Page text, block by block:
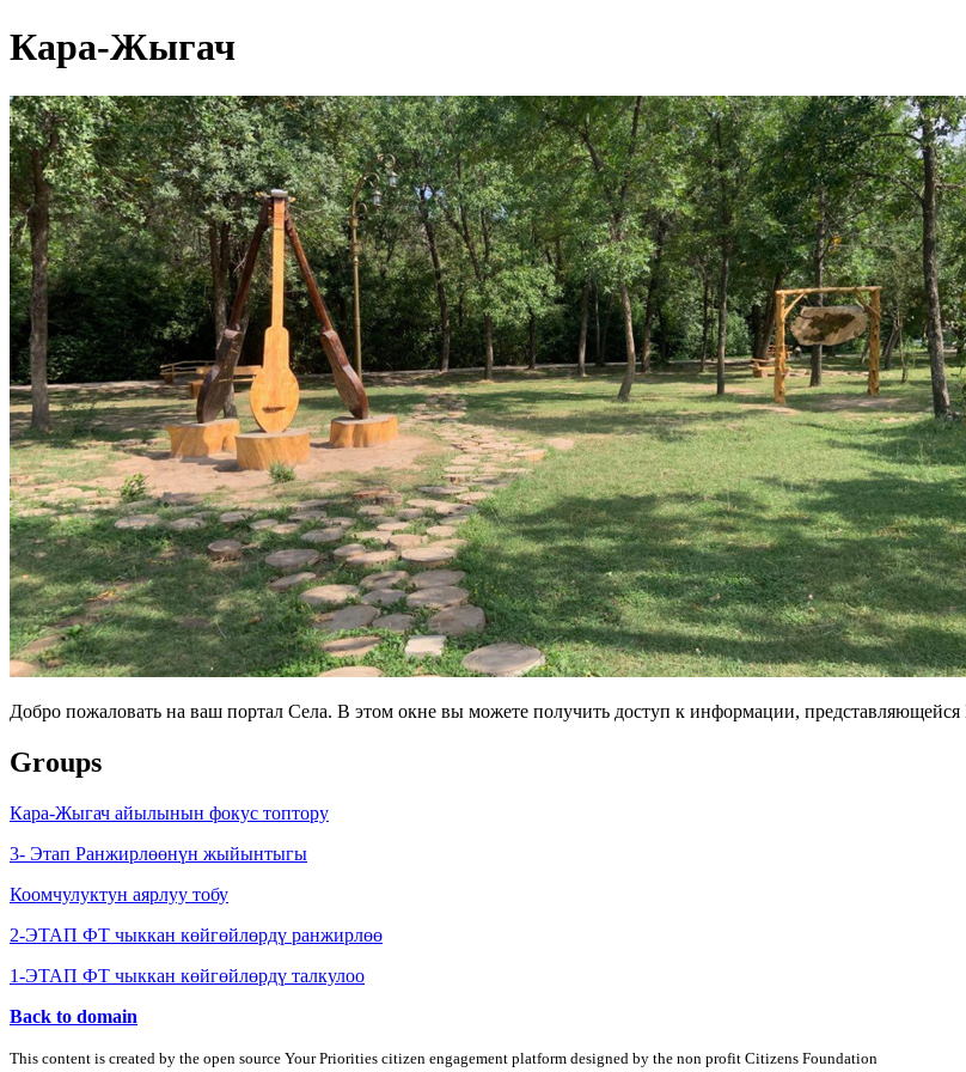
Кара-Жыгач
Добро пожаловать на ваш портал Села. В этом окне вы можете получить доступ к информации,
Groups
Кара-Жыгач айылынын фокус топтору
3- Этап Ранжирлөөнүн жыйынтыгы
Коомчулуктун аярлуу тобу
2-ЭТАП ФТ чыккан көйгөйлөрдү ранжирлөө
1-ЭТАП ФТ чыккан көйгөйлөрдү талкулоо
Back to domain
This content is created by the open source Your Priorities citizen engagement platform designed by the non profit Citizens Foundation